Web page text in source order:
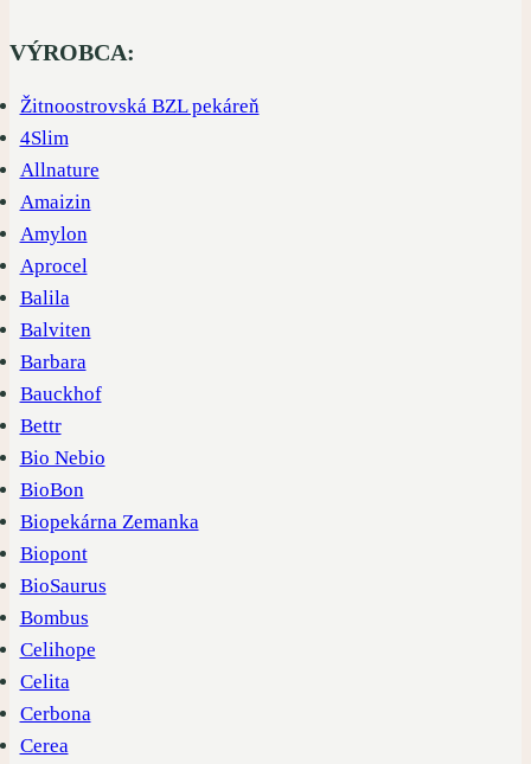
VÝROBCA:
Žitnoostrovská BZL pekáreň
4Slim
Allnature
Amaizin
Amylon
Aprocel
Balila
Balviten
Barbara
Bauckhof
Bettr
Bio Nebio
BioBon
Biopekárna Zemanka
Biopont
BioSaurus
Bombus
Celihope
Celita
Cerbona
Cerea